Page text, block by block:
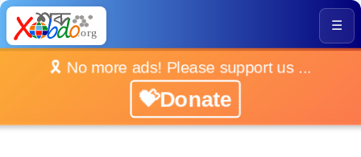
☰
🎗️ No more ads! Please support us ...
💝Donate